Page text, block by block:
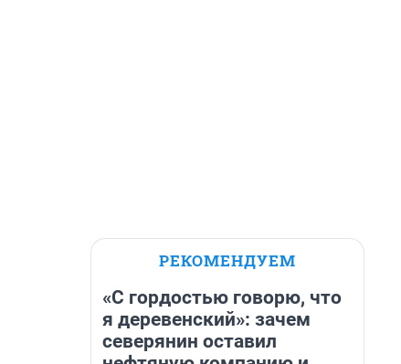
РЕКОМЕНДУЕМ
«С гордостью говорю, что
я деревенский»: зачем
северянин оставил